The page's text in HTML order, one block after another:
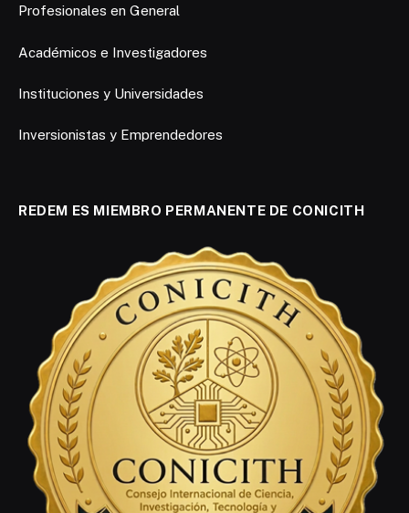
Profesionales en General
Académicos e Investigadores
Instituciones y Universidades
Inversionistas y Emprendedores
REDEM ES MIEMBRO PERMANENTE DE CONICITH